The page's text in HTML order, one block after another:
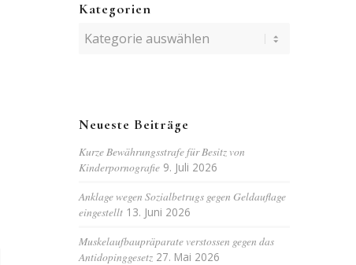
Kategorien
Kategorien
Neueste Beiträge
Kurze Bewährungsstrafe für Besitz von
Kinderpornografie 9. Juli 2026
Anklage wegen Sozialbetrugs gegen Geldauflage
eingestellt 13. Juni 2026
Muskelaufbaupräparate verstossen gegen das
Antidopinggesetz 27. Mai 2026